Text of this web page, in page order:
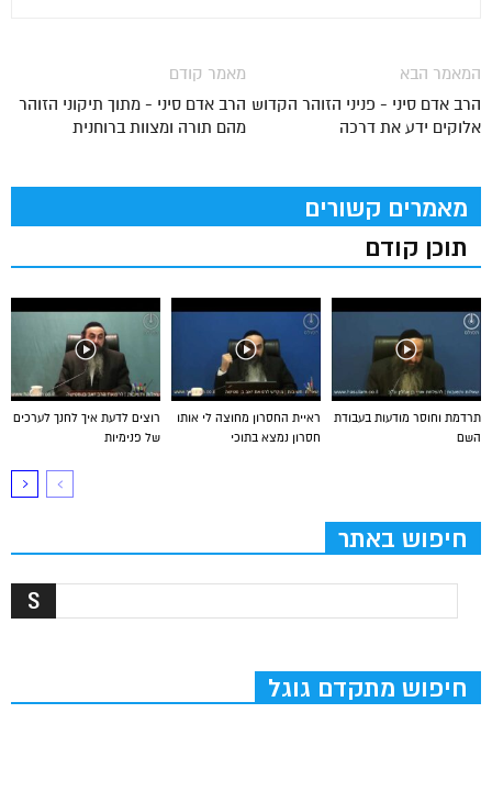
מאמר קודם
הרב אדם סיני - מתוך תיקוני הזוהר
מהם תורה ומצוות ברוחנית
המאמר הבא
הרב אדם סיני - פניני הזוהר הקדוש
אלוקים ידע את דרכה
מאמרים קשורים
תוכן קודם
רוצים לדעת איך לחנך לערכים
של פנימיות
ראיית החסרון מחוצה לי אותו
חסרון נמצא בתוכי
תרדמת וחוסר מודעות בעבודת
השם
חיפוש באתר
חיפוש מתקדם גוגל